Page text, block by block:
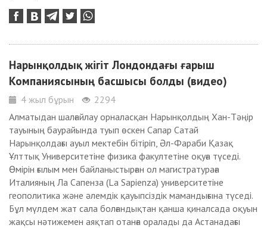
Нарынқолдық жігіт Лондондағы ғарыш
Компаниясының басшысы болды (видео)
4 жыл бұрын
2294
Алматыдан шалғайлау орналасқан Нарынқолдың Хан-Тәңір
тауының баурайында туып өскен Сапар Сатай
Нарынқолдағы ауыл мектебін бітіріп, Әл-Фараби Қазақ
Ұлттық Университетіне физика факултетіне оқуға түседі.
Өмірін ғылым мен байланыстырған ол магистратураға
Италияның Ла Сапенза (La Sapienza) университетіне
геополитика және әлемдік қауыпсіздік мамандығына түседі.
Бұл мүлдем жат сала болғандықтан қанша қиналсада оқуын
жақсы нәтижемен аяқтап отанға оралады да Астанадағы